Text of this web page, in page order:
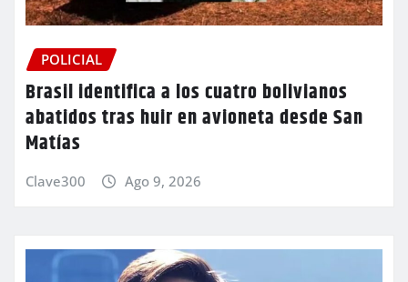
POLICIAL
Brasil identifica a los cuatro bolivianos
abatidos tras huir en avioneta desde San
Matías
Clave300 Ago 9, 2026